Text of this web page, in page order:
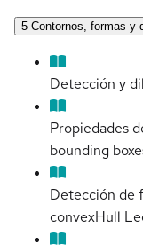
5 Contornos, formas y
Detección y
Propiedades
bounding
Detección de
convexHull